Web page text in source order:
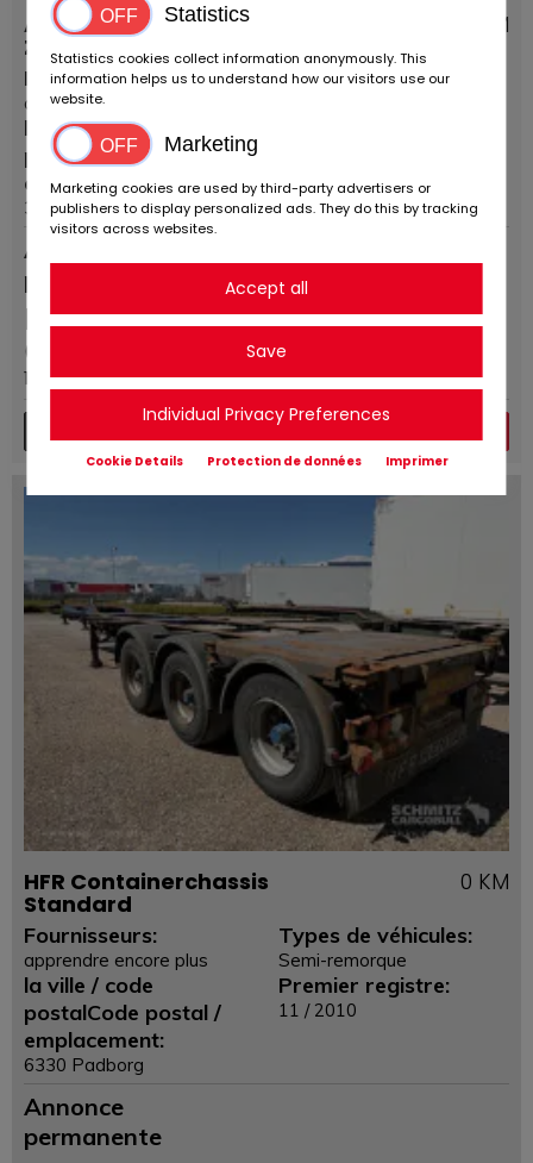
Andere ICM CLA-L 125
Zweischalengreifer mit Rotator
0 KM
Fournisseurs:
apprendre encore plus
la ville / code
postalCode postal /
emplacement:
37120 Bovenden
Types de véhicules:
Annonce
permanente
EUR2.200,-net
(Prix ​​brut: EUR
19%e de TVA)
HFR Containerchassis
Standard
0 KM
Fournisseurs:
apprendre encore plus
la ville / code
postalCode postal /
emplacement:
6330 Padborg
Types de véhicules:
Semi-remorque
Premier registre:
11 / 2010
Annonce
permanente
Statistics
Statistics cookies collect information anonymously. This
information helps us to understand how our visitors use our
website.
Marketing
Marketing cookies are used by third-party advertisers or
publishers to display personalized ads. They do this by tracking
visitors across websites.
Accept all
Save
Individual Privacy Preferences
Cookie Details Protection de données Imprimer